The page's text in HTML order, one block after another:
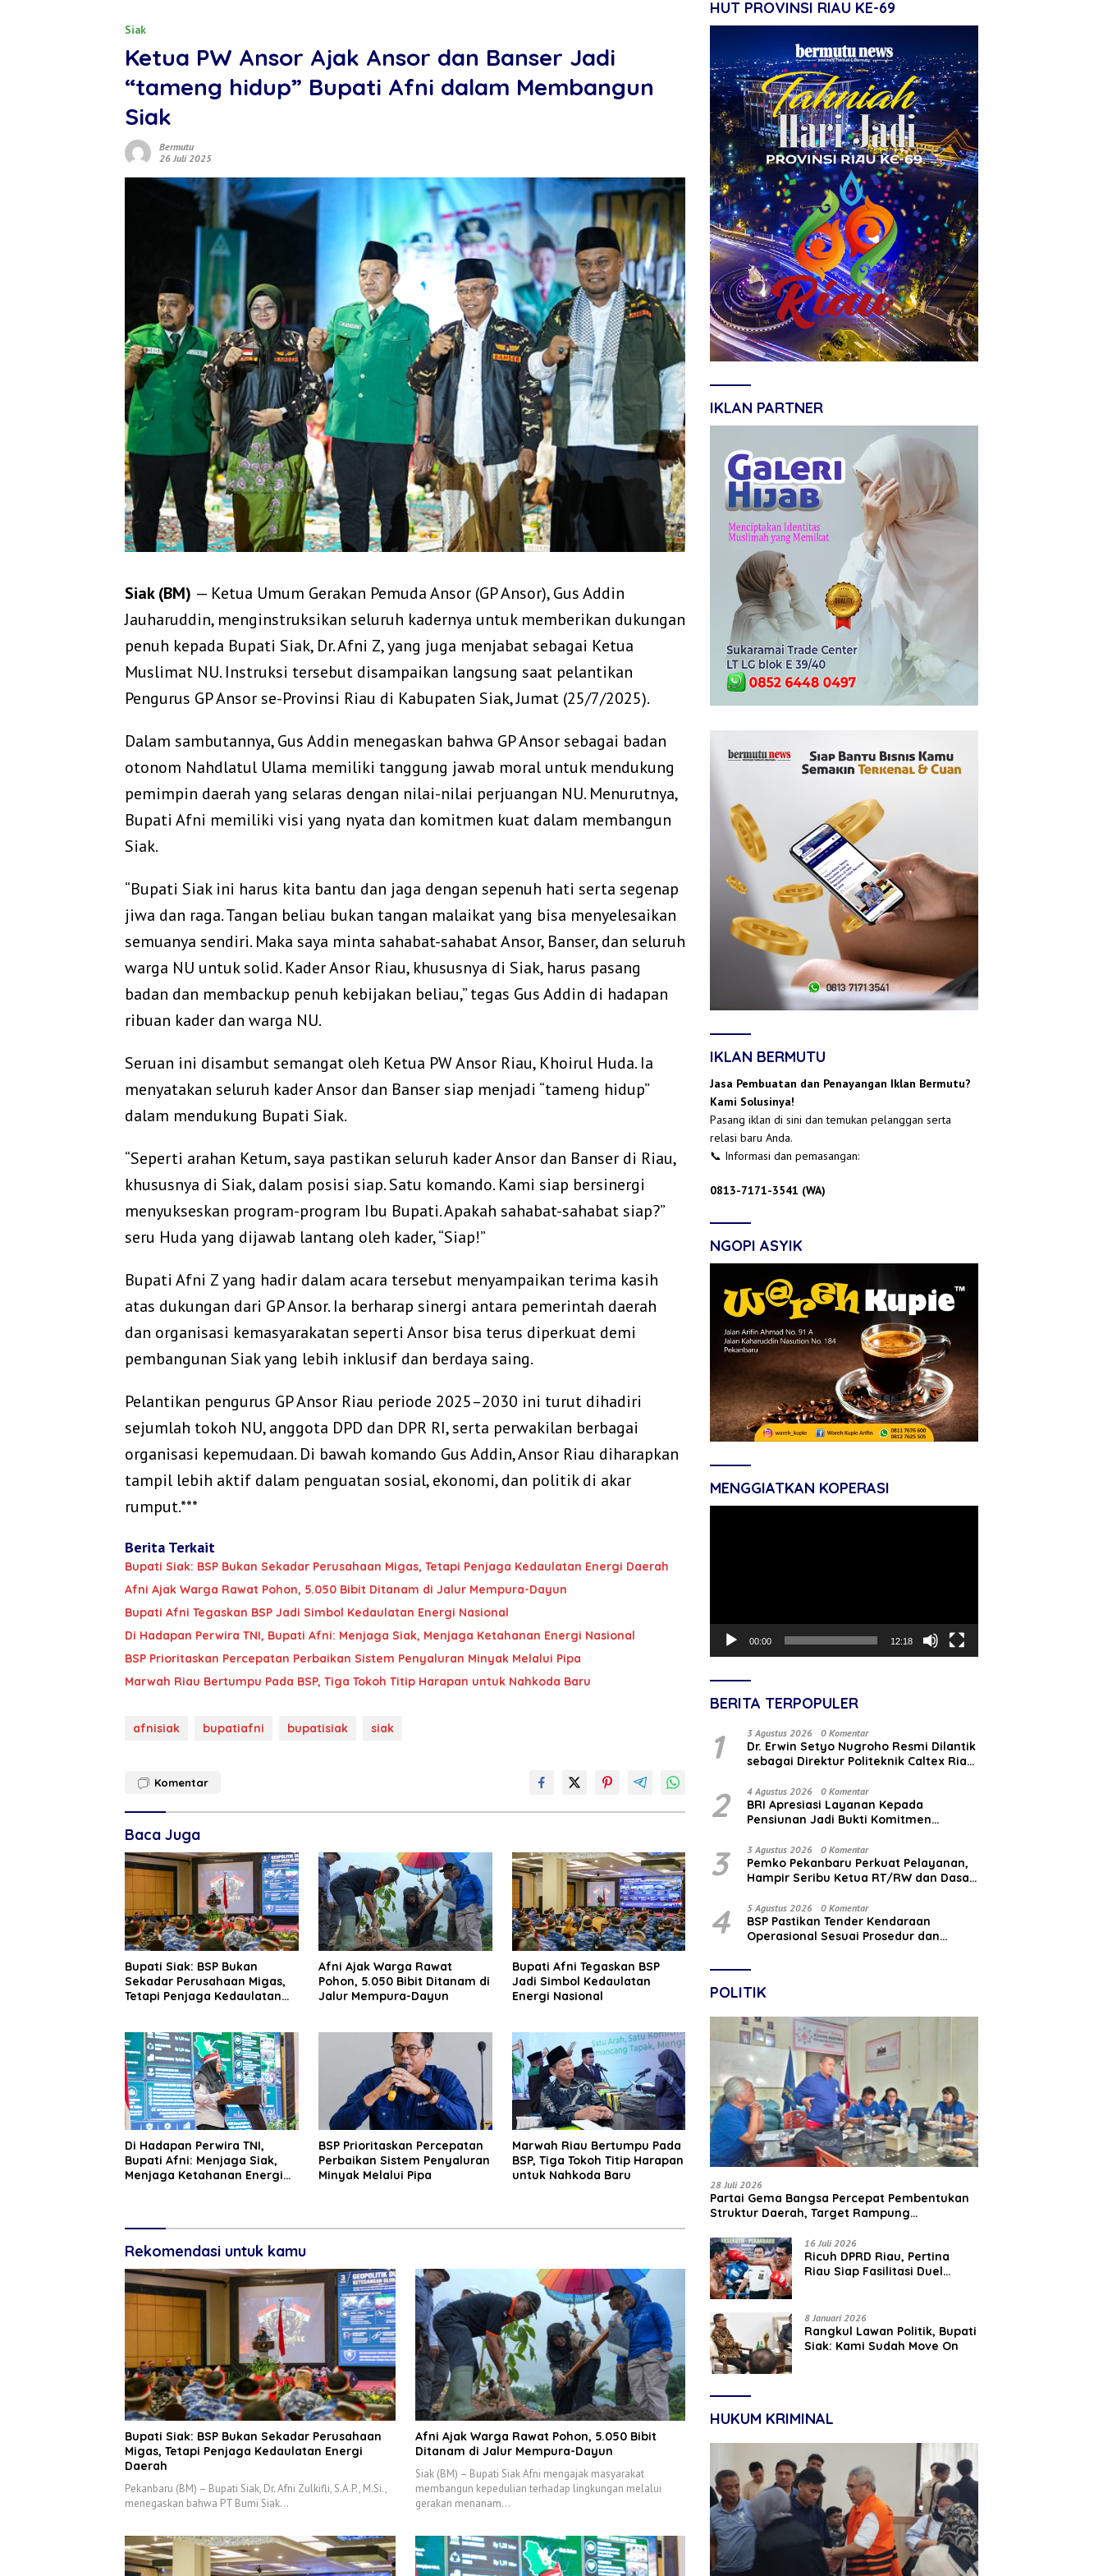
Siak
Ketua PW Ansor Ajak Ansor dan Banser Jadi
“tameng hidup” Bupati Afni dalam Membangun
Siak
Bermutu
26 Juli 2025
Siak (BM) — Ketua Umum Gerakan Pemuda Ansor (GP Ansor), Gus Addin
Jauharuddin, menginstruksikan seluruh kadernya untuk memberikan dukungan
penuh kepada Bupati Siak, Dr. Afni Z, yang juga menjabat sebagai Ketua
Muslimat NU. Instruksi tersebut disampaikan langsung saat pelantikan
Pengurus GP Ansor se-Provinsi Riau di Kabupaten Siak, Jumat (25/7/2025).
Dalam sambutannya, Gus Addin menegaskan bahwa GP Ansor sebagai badan
otonom Nahdlatul Ulama memiliki tanggung jawab moral untuk mendukung
pemimpin daerah yang selaras dengan nilai-nilai perjuangan NU. Menurutnya,
Bupati Afni memiliki visi yang nyata dan komitmen kuat dalam membangun
Siak.
“Bupati Siak ini harus kita bantu dan jaga dengan sepenuh hati serta segenap
jiwa dan raga. Tangan beliau bukan tangan malaikat yang bisa menyelesaikan
semuanya sendiri. Maka saya minta sahabat-sahabat Ansor, Banser, dan seluruh
warga NU untuk solid. Kader Ansor Riau, khususnya di Siak, harus pasang
badan dan membackup penuh kebijakan beliau,” tegas Gus Addin di hadapan
ribuan kader dan warga NU.
Seruan ini disambut semangat oleh Ketua PW Ansor Riau, Khoirul Huda. Ia
menyatakan seluruh kader Ansor dan Banser siap menjadi “tameng hidup”
dalam mendukung Bupati Siak.
“Seperti arahan Ketum, saya pastikan seluruh kader Ansor dan Banser di Riau,
khususnya di Siak, dalam posisi siap. Satu komando. Kami siap bersinergi
menyukseskan program-program Ibu Bupati. Apakah sahabat-sahabat siap?”
seru Huda yang dijawab lantang oleh kader, “Siap!”
Bupati Afni Z yang hadir dalam acara tersebut menyampaikan terima kasih
atas dukungan dari GP Ansor. Ia berharap sinergi antara pemerintah daerah
dan organisasi kemasyarakatan seperti Ansor bisa terus diperkuat demi
pembangunan Siak yang lebih inklusif dan berdaya saing.
Pelantikan pengurus GP Ansor Riau periode 2025–2030 ini turut dihadiri
sejumlah tokoh NU, anggota DPD dan DPR RI, serta perwakilan berbagai
organisasi kepemudaan. Di bawah komando Gus Addin, Ansor Riau diharapkan
tampil lebih aktif dalam penguatan sosial, ekonomi, dan politik di akar
rumput.***
Berita Terkait
Bupati Siak: BSP Bukan Sekadar Perusahaan Migas, Tetapi Penjaga Kedaulatan Energi Daerah
Afni Ajak Warga Rawat Pohon, 5.050 Bibit Ditanam di Jalur Mempura-Dayun
Bupati Afni Tegaskan BSP Jadi Simbol Kedaulatan Energi Nasional
Di Hadapan Perwira TNI, Bupati Afni: Menjaga Siak, Menjaga Ketahanan Energi Nasional
BSP Prioritaskan Percepatan Perbaikan Sistem Penyaluran Minyak Melalui Pipa
Marwah Riau Bertumpu Pada BSP, Tiga Tokoh Titip Harapan untuk Nahkoda Baru
afnisiak bupatiafni bupatisiak siak
Komentar
Baca Juga
Bupati Siak: BSP Bukan
Sekadar Perusahaan Migas,
Tetapi Penjaga Kedaulatan
Afni Ajak Warga Rawat
Pohon, 5.050 Bibit Ditanam di
Jalur Mempura-Dayun
Bupati Afni Tegaskan BSP
Jadi Simbol Kedaulatan
Energi Nasional
Di Hadapan Perwira TNI,
Bupati Afni: Menjaga Siak,
Menjaga Ketahanan Energi
BSP Prioritaskan Percepatan
Perbaikan Sistem Penyaluran
Minyak Melalui Pipa
Marwah Riau Bertumpu Pada
BSP, Tiga Tokoh Titip Harapan
untuk Nahkoda Baru
Rekomendasi untuk kamu
Bupati Siak: BSP Bukan Sekadar Perusahaan
Migas, Tetapi Penjaga Kedaulatan Energi
Daerah
Pekanbaru (BM) – Bupati Siak, Dr. Afni Zulkifli, S.A.P., M.Si.,
menegaskan bahwa PT Bumi Siak…
Afni Ajak Warga Rawat Pohon, 5.050 Bibit
Ditanam di Jalur Mempura-Dayun
Siak (BM) – Bupati Siak Afni mengajak masyarakat
membangun kepedulian terhadap lingkungan melalui
gerakan menanam…
HUT PROVINSI RIAU KE-69
IKLAN PARTNER
IKLAN BERMUTU
Jasa Pembuatan dan Penayangan Iklan Bermutu?
Kami Solusinya!
Pasang iklan di sini dan temukan pelanggan serta
relasi baru Anda.
📞 Informasi dan pemasangan:
0813-7171-3541 (WA)
NGOPI ASYIK
MENGGIATKAN KOPERASI
00:00 12:18
BERITA TERPOPULER
1 3 Agustus 2026 0 Komentar
‎Dr. Erwin Setyo Nugroho Resmi Dilantik
sebagai Direktur Politeknik Caltex Riau
2 4 Agustus 2026 0 Komentar
BRI Apresiasi Layanan Kepada
Pensiunan Jadi Bukti Komitmen
Nasabah
3 3 Agustus 2026 0 Komentar
Pemko Pekanbaru Perkuat Pelayanan,
Hampir Seribu Ketua RT/RW dan Dasa
4 5 Agustus 2026 0 Komentar
BSP Pastikan Tender Kendaraan
Operasional Sesuai Prosedur dan
POLITIK
28 Juli 2026
Partai Gema Bangsa Percepat Pembentukan
Struktur Daerah, Target Rampung
16 Juli 2026
‎Ricuh DPRD Riau, Pertina
Riau Siap Fasilitasi Duel
8 Januari 2026
Rangkul Lawan Politik, Bupati
Siak: Kami Sudah Move On
HUKUM KRIMINAL